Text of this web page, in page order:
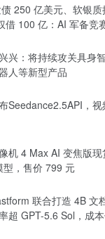
250 亿美元、软银质
借 100 亿：AI 军备竞
兴：将持续攻关具身
人等新型产品
Seedance2.5API，
机 4 Max AI 变焦版现
型，售价 799 元
联合打造 4B 文
超 GPT-5.6 Sol，成